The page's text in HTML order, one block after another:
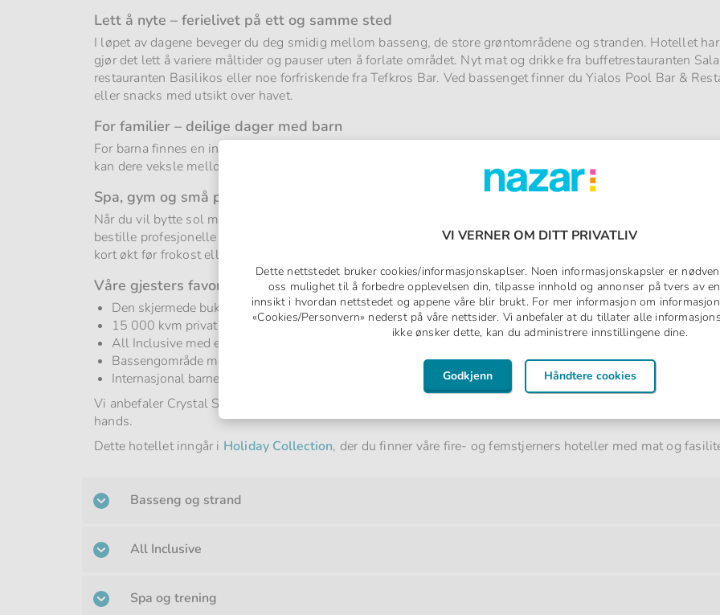
Lett å nyte – ferielivet på ett og samme sted
I løpet av dagene beveger du deg smidig mellom basseng, de store grøntområdene og stranden. Hotellet
gjør det lett å variere måltider og pauser uten å forlate området. Nyt mat og drikke fra buffetrestauranten
restauranten Basilikos eller noe forfriskende fra Tefkros Bar. Ved bassenget finner du Yialos Pool Bar &
eller snacks med utsikt over havet.
For familier – deilige dager med barn
For barna finnes en internasjonal barneklubb, en lekeplass og et eget barnebasseng, noe som gjør det
kan dere veksle mellom felles badetid og stunder der barna har fullt fokus på lek, aktiviteter og minidisko.
Spa, gym og små pauser i hverdagsluksus
Når du vil bytte sol mot restitusjon, finner du hotellets helseklubb med badstue og dampbad som er
bestille profesjonelle behandlinger på stedet mot ekstra kostnad. Du som gjerne holder deg i gang på
kort økt før frokost eller når ettermiddagssolen er på sitt sterkeste.
Våre gjesters favoritter
Den skjermede bukten med sandstrand og klart vann rett nedenfor hotellet
15 000 kvm privat hage med deilige områder for hvile mellom badene
All Inclusive med et generøst utvalg av internasjonale merkevaredrikker og fersk juice samt måltider gjennom
Bassengområde med jacuzzi for rolige dager i solen
Internasjonal barneklubb og morsomme aktiviteter for både barn og tenåringer
Vi anbefaler Crystal Springs Beach Hotel til familier som vil bo strandnært, og til par som søker en
hands.
Dette hotellet inngår i Holiday Collection, der du finner våre fire- og femstjerners hoteller med mat og
Basseng og strand
All Inclusive
Spa og trening
VI VERNER OM DITT PRIVATLIV
Dette nettstedet bruker cookies/informasjonskaplser. Noen informasjonskapsler er
oss mulighet til å forbedre opplevelsen din, tilpasse innhold og annonser på tvers av
innsikt i hvordan nettstedet og appene våre blir brukt. For mer informasjon om
«Cookies/Personvern» nederst på våre nettsider. Vi anbefaler at du tillater alle
ikke ønsker dette, kan du administrere innstillingene dine.
Godkjenn Håndtere cookies